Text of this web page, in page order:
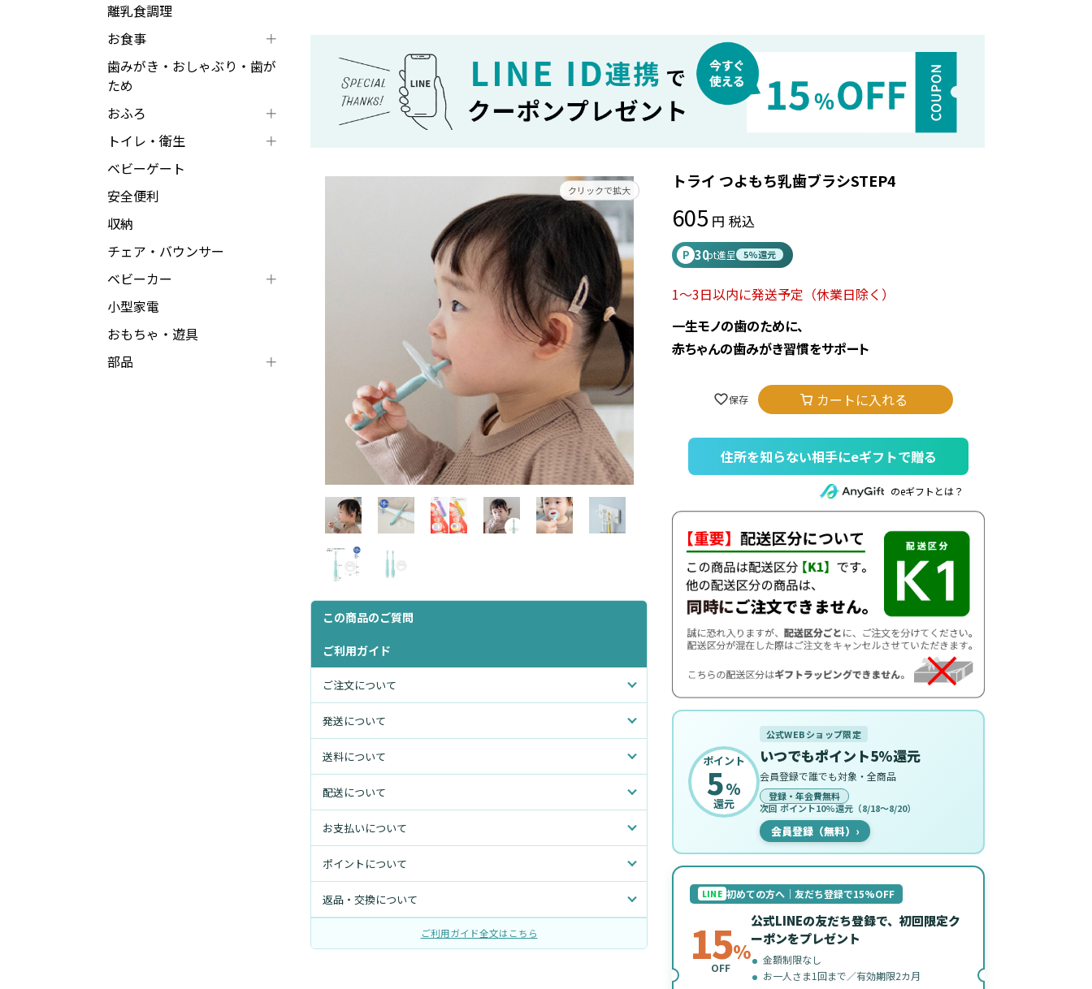
離乳食調理
お食事
歯みがき・おしゃぶり・歯が
ため
おふろ
トイレ・衛生
ベビーゲート
安全便利
収納
チェア・バウンサー
ベビーカー
小型家電
おもちゃ・遊具
部品
クリックで拡大
この商品のご質問
ご利用ガイド
ご注文について
発送について
送料について
配送について
お支払いについて
ポイントについて
返品・交換について
ご利用ガイド全文はこちら
トライ つよもち乳歯ブラシSTEP4
605 税込
P 30pt進呈 5%還元
1～3日以内に発送予定 （休業日除く）
一生モノの歯のために、
赤ちゃんの歯みがき習慣をサポート
カートに入れる
住所を知らない相手にeギフトで贈る
のeギフトとは？
ポイント
5%
還元
公式WEBショップ限定
いつでもポイント5%還元
会員登録で誰でも対象・全商品
登録・年会費無料
次回 ポイント10%還元（8/18〜8/20）
会員登録（無料） ›
LINE 初めての方へ｜友だち登録で15%OFF
15%
OFF
公式LINEの友だち登録で、初回限定ク
ーポンをプレゼント
金額制限なし
お一人さま1回まで／有効期限2カ月